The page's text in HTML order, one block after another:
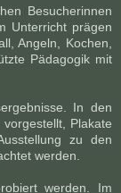
Besucherinnen
Unterricht prägen
Angeln, Kochen,
Pädagogik mit
In den
Plakate
zu den
werden.
werden. Im